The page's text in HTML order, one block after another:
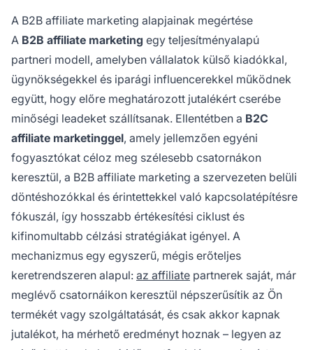
A B2B affiliate marketing alapjainak megértése
A B2B affiliate marketing egy teljesítményalapú
partneri modell, amelyben vállalatok külső kiadókkal,
ügynökségekkel és iparági influencerekkel működnek
együtt, hogy előre meghatározott jutalékért cserébe
minőségi leadeket szállítsanak. Ellentétben a B2C
affiliate marketinggel, amely jellemzően egyéni
fogyasztókat céloz meg szélesebb csatornákon
keresztül, a B2B affiliate marketing a szervezeten belüli
döntéshozókkal és érintettekkel való kapcsolatépítésre
fókuszál, így hosszabb értékesítési ciklust és
kifinomultabb célzási stratégiákat igényel. A
mechanizmus egy egyszerű, mégis erőteljes
keretrendszeren alapul: az affiliate partnerek saját, már
meglévő csatornáikon keresztül népszerűsítik az Ön
termékét vagy szolgáltatását, és csak akkor kapnak
jutalékot, ha mérhető eredményt hoznak – legyen az